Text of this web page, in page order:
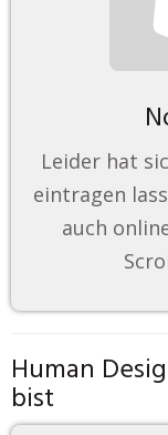
Leider hat
eintragen
auch
Human
bist